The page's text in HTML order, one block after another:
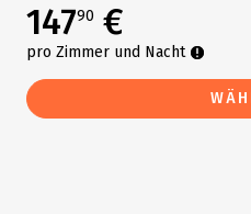
14790 €
pro Zimmer und Nacht